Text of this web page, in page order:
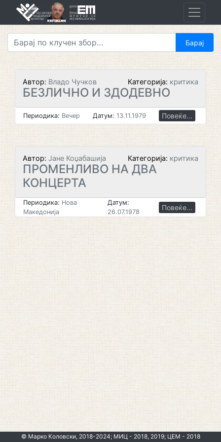
Автор: Владо Чучков Категорија: критика
БЕЗЛИЧНО И ЗДОДЕВНО
Периодика: Вечер Датум: 13.11.1979 Повеќе...
Автор: Јане Коџабашија Категорија: критика
ПРОМЕНЛИВО НА ДВА
КОНЦЕРТА
Периодика: Нова
Македонија
Датум:
26.07.1978
Повеќе...
© Марко Коловски, 2018-2024; МИЦ - 2018, 2019; ЦЕМ - 2018